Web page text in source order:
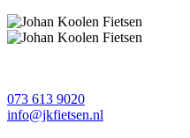
073 613 9020
info@jkfietsen.nl